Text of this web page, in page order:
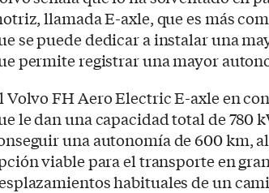
llamada E-axle, que es más
se puede dedicar a instalar una
permite registrar una mayor
Volvo FH Aero Electric E-axle en
le dan una capacidad total de 780
una autonomía de 600 km,
viable para el transporte en
habituales de un